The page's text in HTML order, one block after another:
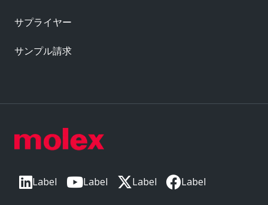
Label Label Label Label
サプライヤー
サンプル請求